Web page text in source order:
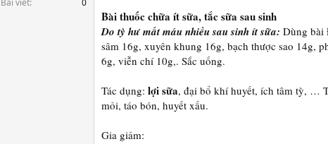
Bài thuốc chữa ít sữa, tắc sữa sau sinh
Do tỳ hư mất máu nhiều sau sinh ít sữa: Dùng bài
sâm 16g, xuyên khung 16g, bạch thược sao 14g,
6g, viễn chí 10g,. Sắc uống.
Tác dụng: lợi sữa, đại bổ khí huyết, ích tâm tỳ, …
mỏi, táo bón, huyết xấu.
Gia giảm: